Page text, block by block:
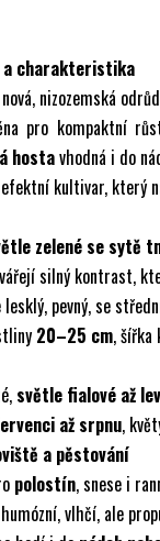
a charakteristika
nizozemská
pro kompaktní
hostavhodná i do
kultivar, který
zelené se sytě
silný kontrast,
lesklý, pevný, se
20–25 cm, šířka
světle fialové až
až srpnu,
a pěstování
polostín, snese i
vlhčí, ale